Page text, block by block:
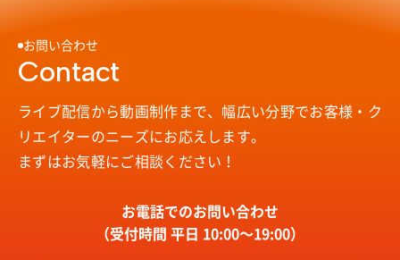
お問い合わせ
Contact
ライブ配信から動画制作まで、幅広い分野でお客様・ク
リエイターのニーズにお応えします。
まずはお気軽にご相談ください！
お電話でのお問い合わせ
（受付時間 平日 10:00〜19:00）